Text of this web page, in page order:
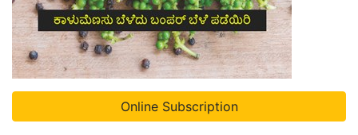
Online Subscription